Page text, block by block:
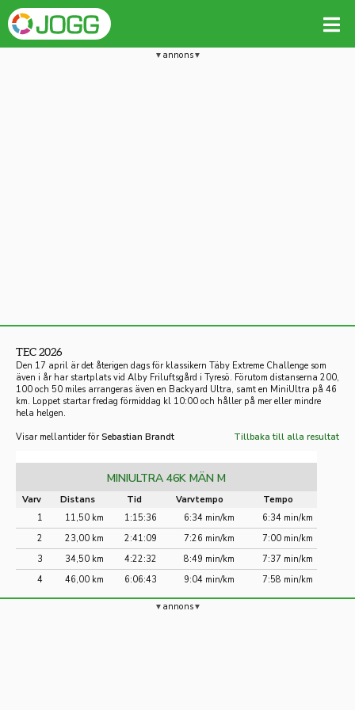
annons
TEC 2026
Den 17 april är det återigen dags för klassikern Täby Extreme Challenge som
även i år har startplats vid Alby Friluftsgård i Tyresö. Förutom distanserna 200,
100 och 50 miles arrangeras även en Backyard Ultra, samt en MiniUltra på 46
km. Loppet startar fredag förmiddag kl 10:00 och håller på mer eller mindre
hela helgen.
Visar mellantider för Sebastian Brandt Tillbaka till alla resultat
MINIULTRA 46K MÄN M
Varv Distans Tid Varvtempo
Tempo
1
11,50 km 1:15:36 6:34 min/km
6:34 min/km
2
23,00 km 2:41:09 7:26 min/km
7:00 min/km
3
34,50 km 4:22:32 8:49 min/km
7:37 min/km
4
46,00 km 6:06:43 9:04 min/km 7:58 min/km
annons